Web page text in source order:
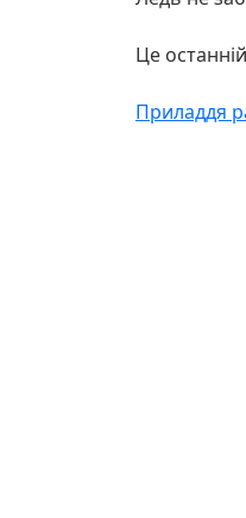
Це
Приладдя